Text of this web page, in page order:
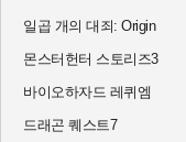
일곱 개의 대죄: Origin
몬스터헌터 스토리즈3
바이오하자드 레퀴엠
드래곤 퀘스트7